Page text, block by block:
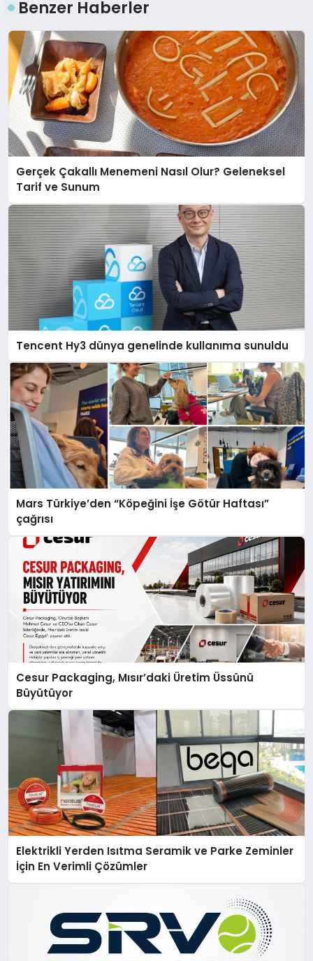
Benzer Haberler
Gerçek Çakallı Menemeni Nasıl Olur? Geleneksel
Tarif ve Sunum
Tencent Hy3 dünya genelinde kullanıma sunuldu
Mars Türkiye’den “Köpeğini İşe Götür Haftası”
çağrısı
Cesur Packaging, Mısır’daki Üretim Üssünü
Büyütüyor
Elektrikli Yerden Isıtma Seramik ve Parke Zeminler
İçin En Verimli Çözümler